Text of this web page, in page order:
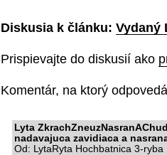
Diskusia k článku: Vydaný
Prispievajte do diskusií ako
Komentár, na ktorý
Lyta
nadavajuca zavidiaca a
Od: LytaRyta Hochbatnica 3-